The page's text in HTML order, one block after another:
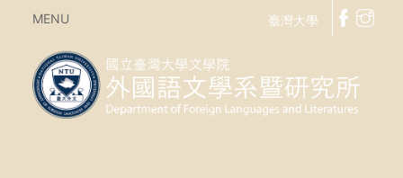
MENU 臺灣大學